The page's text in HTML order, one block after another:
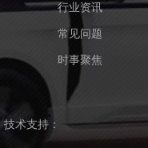
行业资讯
常见问题
时事聚焦
术支持：